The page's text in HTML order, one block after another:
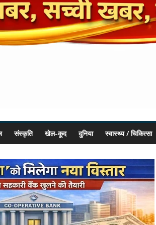
संस्कृति खेल-कूद दुनिया स्वास्थ्य / चिकित्सा